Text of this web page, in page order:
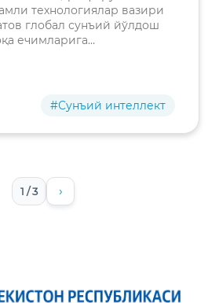
хабарларини
бўйича синов
технологиялар вазири
глобал сунъий йўлдош
ечимларига
#Сунъий интеллект
1 / 3 ›